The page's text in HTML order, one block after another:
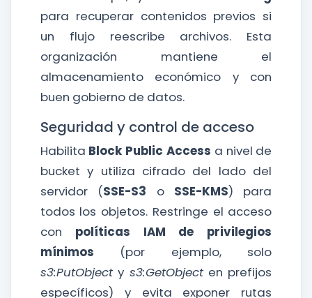
para recuperar contenidos previos si
un flujo reescribe archivos. Esta
organización mantiene el
almacenamiento económico y con
buen gobierno de datos.
Seguridad y control de acceso
Habilita Block Public Access a nivel de
bucket y utiliza cifrado del lado del
servidor (SSE-S3 o SSE-KMS) para
todos los objetos. Restringe el acceso
con políticas IAM de privilegios
mínimos (por ejemplo, solo
s3:PutObjecty s3:GetObjecten prefijos
específicos) y evita exponer rutas